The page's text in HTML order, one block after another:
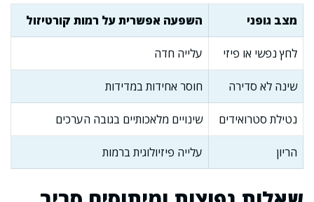
מצב גופני השפעה אפשרית על רמות קורטיזול
לחץ נפשי או פיזי עלייה חדה
שינה לא סדירה חוסר אחידות במדידות
נטילת סטרואידים שינויים מלאכותיים בגובה הערכים
הריון עלייה פיזיולוגית ברמות